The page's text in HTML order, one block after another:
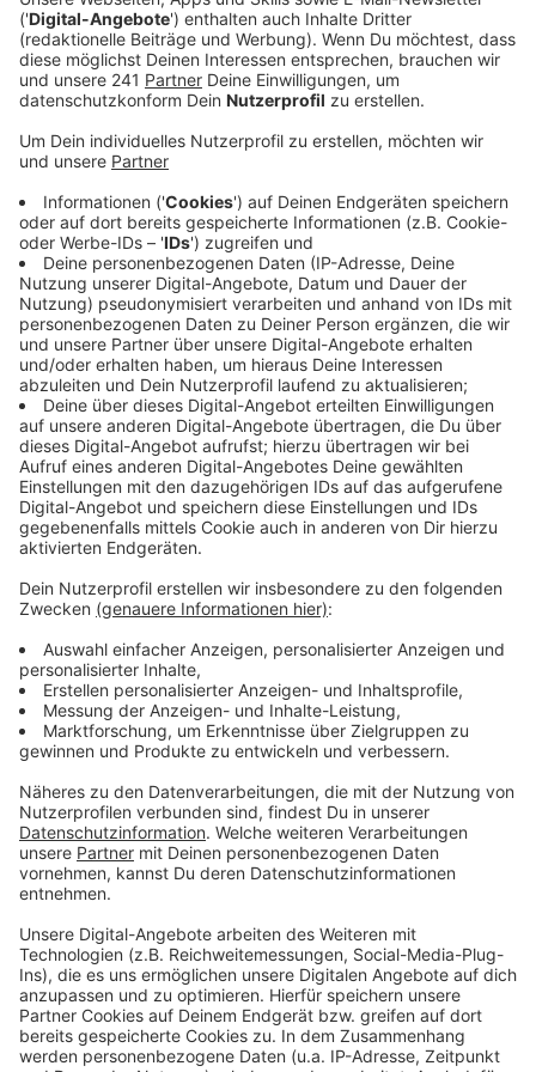
Veröffentlicht:Montag, 22.04.2024 12:20
Zum mittlerweile dritten Mal nutzt die Jägerschaft
Drohnen, um Rehkitze aufzuspüren. Sie sind mit
Wärmebildkameras ausgestattet. So können Jäger in
vier Teams bestehend aus Drohnenpiloten und Läufern
losziehen und im ganzen Stadtgebiet auf Wiesen nach
versteckten Wildtieren suchen. In den ersten beiden
Saisons hat das gut funktioniert. Über 40 Rehkitze
konnten die Helfer auf diese Weise retten. Alleine im
letzten Jahr haben sie fast 170 Wiesen abgeflogen.
Um die Abläufe zu üben, haben die Helfer den Einsatz
am Wochenende in Steinbüchel nochmal geübt.
Anzeige
Anzeige
Toter Hund im Wald: Ermittlungen der Polizei gehen
weiter
Autobahnen um Leverkusen: Kampf dem
Eichenprozessionsspinner
Leverkusener Verkehr: Bahnallee bis Freitag gesperrt
Anzeige